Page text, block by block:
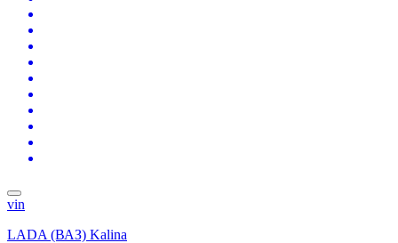
vin
LADA (ВАЗ) Kalina